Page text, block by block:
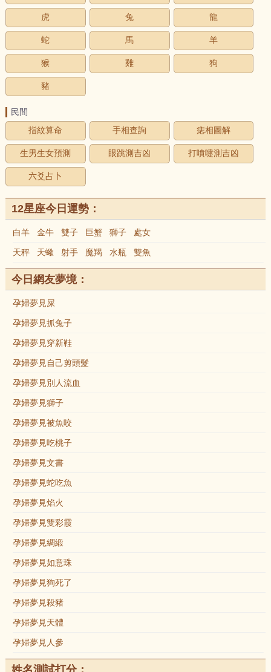
虎 兔 龍
蛇 馬 羊
猴 雞 狗
豬
民間
指紋算命
手相查詢 痣相圖解
生男生女預測 眼跳測吉凶 打噴嚏測吉凶
六爻占卜
12星座今日運勢：
白羊 金牛 雙子 巨蟹 獅子 處女
天秤 天蠍 射手 魔羯 水瓶 雙魚
今日網友夢境：
孕婦夢見屎
孕婦夢見抓兔子
孕婦夢見穿新鞋
孕婦夢見自己剪頭髮
孕婦夢見別人流血
孕婦夢見獅子
孕婦夢見被魚咬
孕婦夢見吃桃子
孕婦夢見文書
孕婦夢見蛇吃魚
孕婦夢見焰火
孕婦夢見雙彩霞
孕婦夢見綢緞
孕婦夢見如意珠
孕婦夢見狗死了
孕婦夢見殺豬
孕婦夢見天體
孕婦夢見人參
姓名測試打分：